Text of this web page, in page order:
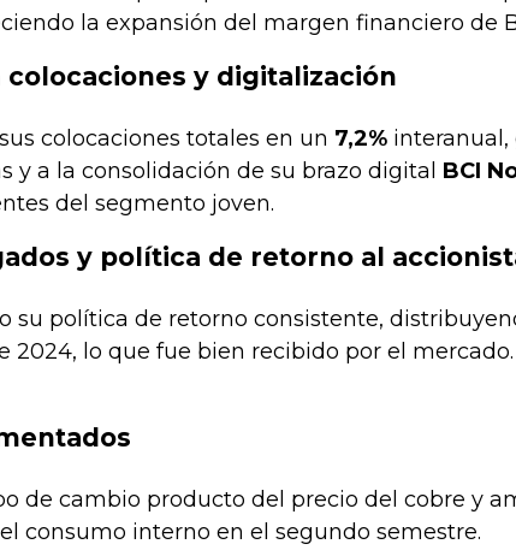
la expansión del margen financiero de
y digitalización
colocaciones totales en un 7,2% interanual,
y a la consolidación de su brazo digital BCI
del segmento joven.
y política de retorno al
su política de retorno consistente,
2024, lo que fue bien recibido por el
de cambio producto del precio del cobre y
consumo interno en el segundo semestre.